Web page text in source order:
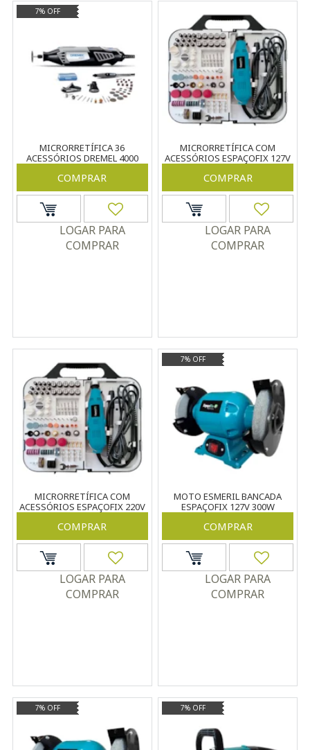
7% OFF
MICRORRETÍFICA 36
ACESSÓRIOS DREMEL 4000
COMPRAR
LOGAR PARA
COMPRAR
MICRORRETÍFICA COM
ACESSÓRIOS ESPAÇOFIX 127V
COMPRAR
LOGAR PARA
COMPRAR
MICRORRETÍFICA COM
ACESSÓRIOS ESPAÇOFIX 220V
COMPRAR
LOGAR PARA
COMPRAR
7% OFF
MOTO ESMERIL BANCADA
ESPAÇOFIX 127V 300W
COMPRAR
LOGAR PARA
COMPRAR
7% OFF 7% OFF